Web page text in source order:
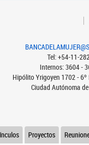
Tel: +54-11-
Internos: 3604 -
Hipólito Yrigoyen 1702 -
Ciudad Autónoma
Proyectos